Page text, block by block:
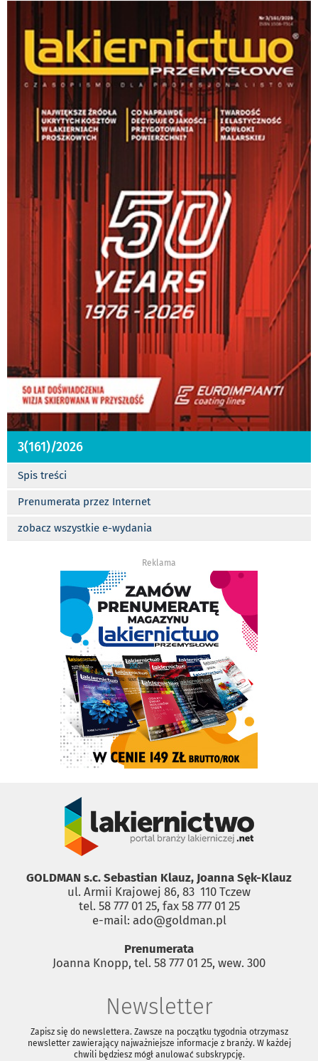
3(161)/2026
Spis treści
Prenumerata przez Internet
zobacz wszystkie e-wydania
Reklama
GOLDMAN s.c. Sebastian Klauz, Joanna Sęk-Klauz
ul. Armii Krajowej 86, 83 ­ 110 Tczew
tel. 58 777 01 25, fax 58 777 01 25
e-mail: ado@goldman.pl
Prenumerata
Joanna Knopp, tel. 58 777 01 25, wew. 300
Newsletter
Zapisz się do newslettera. Zawsze na początku tygodnia otrzymasz
newsletter zawierający najważniejsze informacje z branży. W każdej
chwili będziesz mógł anulować subskrypcję.